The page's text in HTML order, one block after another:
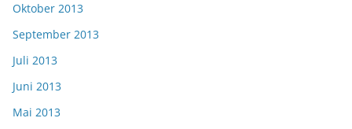
Oktober 2013
September 2013
Juli 2013
Juni 2013
Mai 2013